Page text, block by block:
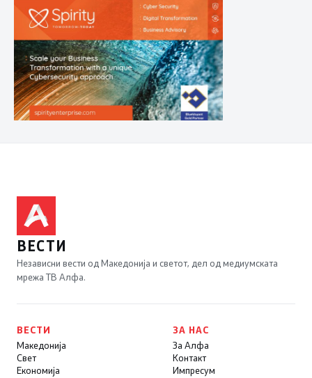
ВЕСТИ
Независни вести од Македонија и светот, дел од медиумската
мрежа ТВ Алфа.
ВЕСТИ
Македонија
Свет
Економија
ЗА НАС
За Алфа
Контакт
Импресум